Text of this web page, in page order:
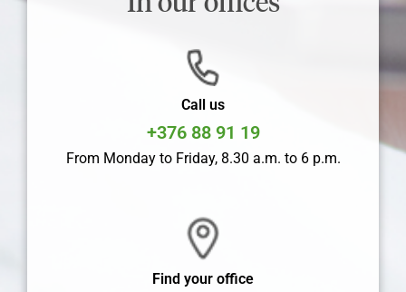
Call us
+376 88 91 19
From Monday to Friday, 8.30 a.m. to 6 p.m.
Find your office